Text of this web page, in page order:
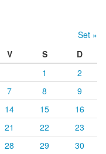
Set »
V S
D
1
2
7 8
9
14 15
16
21 22
23
28 29
30